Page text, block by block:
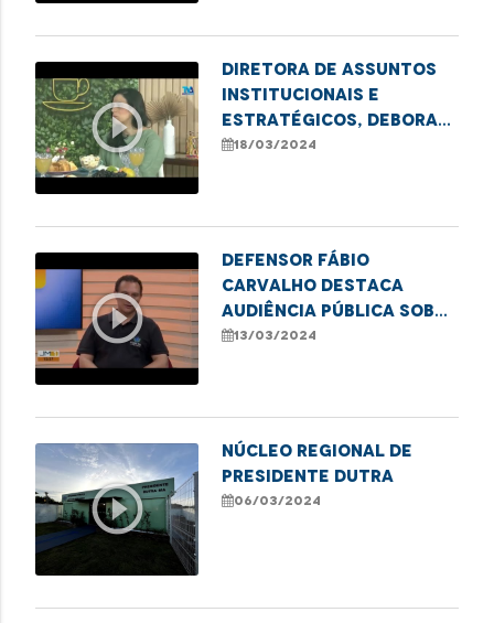
play_circle_outline
Diretora de Assuntos
Institucionais e
Estratégicos, Debora
Alcântara, fala sobre
18/03/2024
play_circle_outline
Defensor Fábio
Carvalho destaca
audiência pública sobre
direitos das pessoas
Imperatriz
13/03/2024
play_circle_outline
Núcleo Regional de
Presidente Dutra
06/03/2024